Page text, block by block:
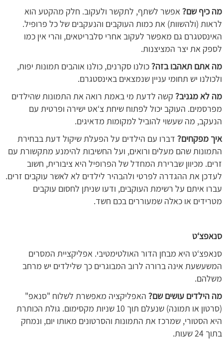
מה כיף שם?אפשר לשתף, לתקשר ולעקוב. חלק מהקטע הוא
לראות (ולהשוות) את כמות העוקבים והנעקבים של כל פרופיל.
האינסטגרם גם מאפשר לעקוב אחרי סלבריטאים, והרי אין כמו
לספק את יצר המציצנות.
מה אתם תאהבו בזה?כולנו סקרנים, כולנו אוהבים תמונות יפות,
ולכולנו יש תחומי עניין שנמצאים באינסטגרם.
מה לא מגניב? קשה לדעת מי באמת רואה את התמונות שהילדים
מפרסמים. העוקב יכול לפתוח שיחת צ‘אט ישירה ופרטית עם
הנעקב, מה שעשוי להוביל למקומות מדאיגים.
איך מפקחים? דברו עם הילדים על הפעלת שיקול דעת בבחירת
התמונות שהם מעלים ורואים, ועל החשיבות להימנע מתקשורת עם
זרים. מכיוון שברירת המחדל של הפרופיל היא ציבורית, חשוב
לעדכן את ההגדרה לפרטי ולהבהיר לילדים לא לאשר עוקבים זרים.
עברו איתם על רשימת העוקבים, ודעו שניתן לחסום עוקבים
מטרידים או כאלה שמעוררים בכם חשד.
סנאפצ‘ט
סנאפצ‘ט היא מבחן הדור האולטימטיבי. אפליקציית המסרים
המשעשעת אינה ברורה לרוב המבוגרים כך שלילדים יש מרחב
משלהם.
מה הילדים עושים שם? האפליקציה מאפשרת לשלוח "סנאפ"
(סרטון או תמונה) שנעלם תוך 10 שניות מקסימום. גולת הכותרת
היא הסטורי, שמרכז את התמונות והסרטונים מאותו יום, ונמחק
בתוך 24 שעות.